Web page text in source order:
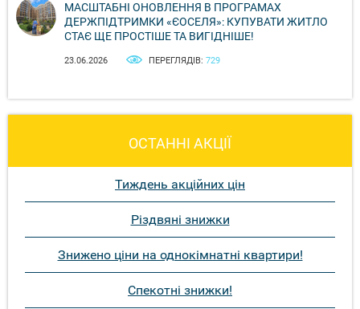
МАСШТАБНІ ОНОВЛЕННЯ В ПРОГРАМАХ
ДЕРЖПІДТРИМКИ «ЄОСЕЛЯ»: КУПУВАТИ ЖИТЛО
СТАЄ ЩЕ ПРОСТІШЕ ТА ВИГІДНІШЕ!
23.06.2026 ПЕРЕГЛЯДІВ: 729
ОСТАННІ АКЦІЇ
Тиждень акційних цін
Різдвяні знижки
Знижено ціни на однокімнатні квартири!
Спекотні знижки!